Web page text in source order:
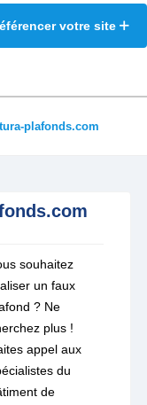
votre site
plafonds.com
souhaitez
un faux
? Ne
plus !
appel aux
du
de